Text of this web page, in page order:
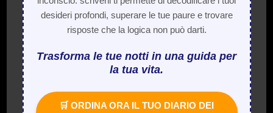
desideri profondi, superare le tue paure e trovare
risposte che la logica non può darti.
Trasforma le tue notti in una guida per
la tua vita.
🛒 ORDINA ORA IL TUO DIARIO DEI